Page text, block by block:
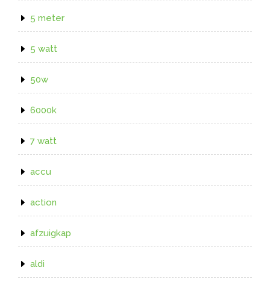
5 meter
5 watt
50w
6000k
7 watt
accu
action
afzuigkap
aldi